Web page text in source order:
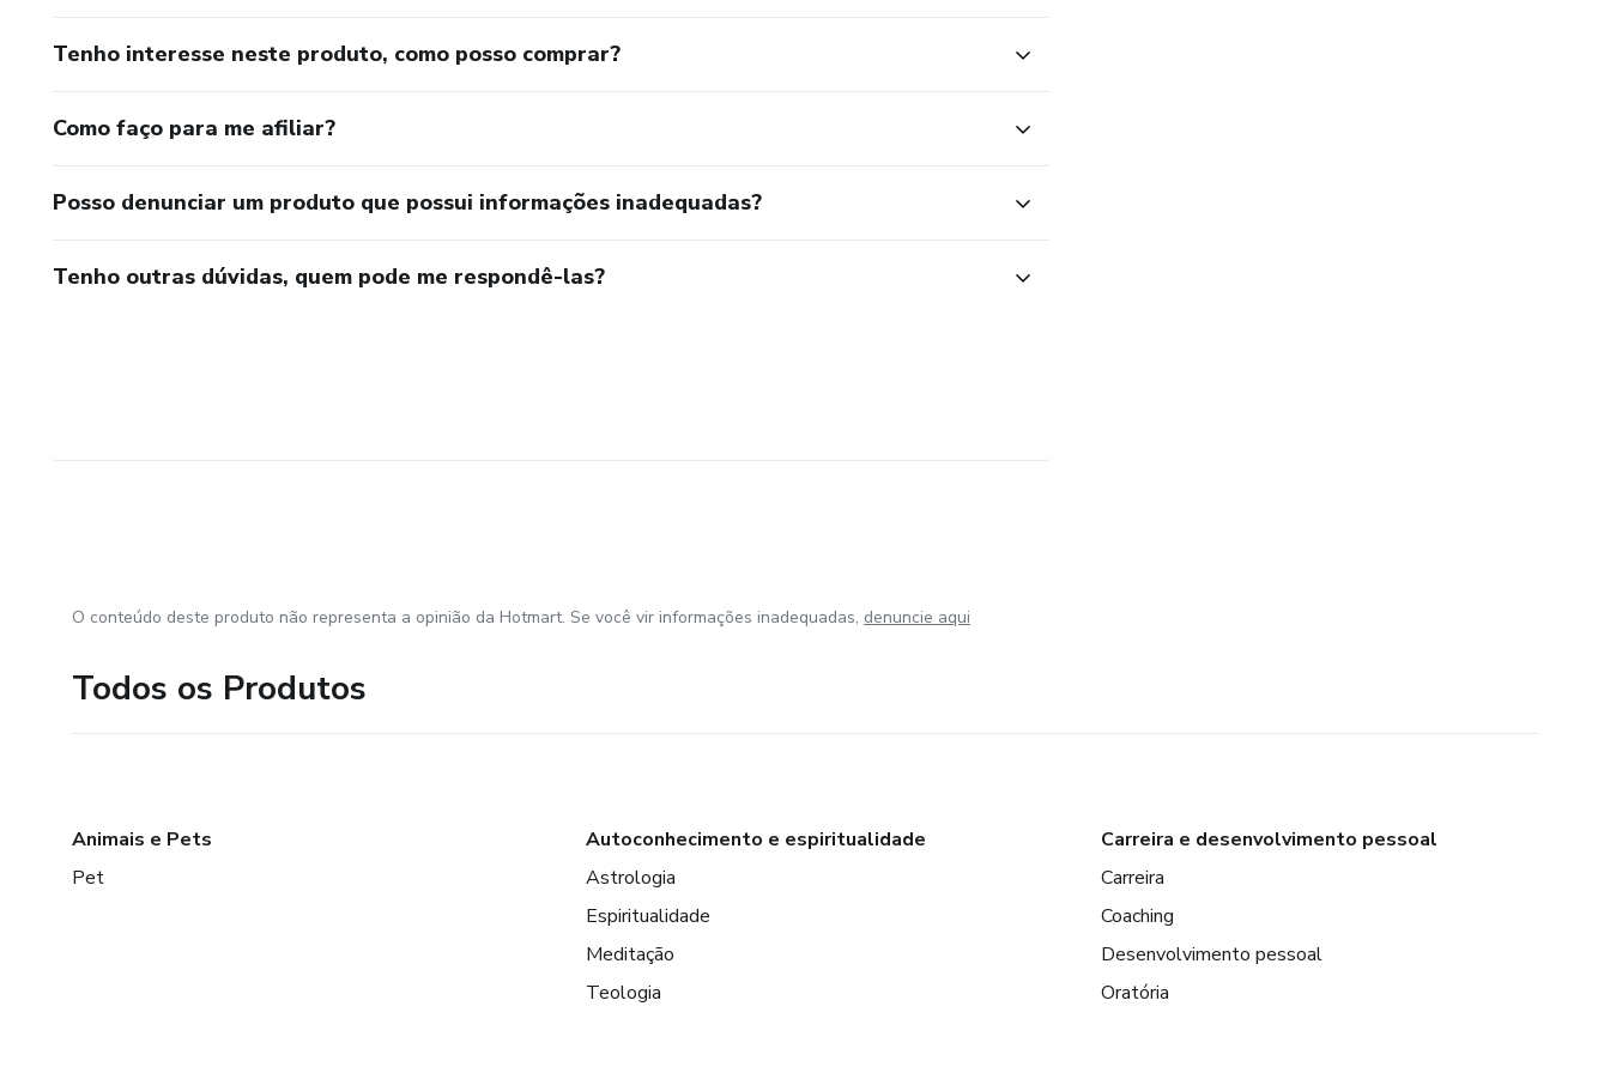
Tenho interesse neste produto, como posso comprar?
Como faço para me afiliar?
Posso denunciar um produto que possui informações inadequadas?
Tenho outras dúvidas, quem pode me respondê-las?
O conteúdo deste produto não representa a opinião da Hotmart. Se você vir informações inadequadas, denuncie aqui
Todos os Produtos
Animais e Pets
Pet
Autoconhecimento e espiritualidade
Astrologia
Espiritualidade
Meditação
Teologia
Carreira e desenvolvimento pessoal
Carreira
Coaching
Desenvolvimento pessoal
Oratória